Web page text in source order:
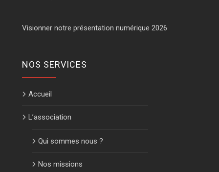
Visionner notre présentation numérique 2026
NOS SERVICES
Accueil
L’association
Qui sommes nous ?
Nos missions